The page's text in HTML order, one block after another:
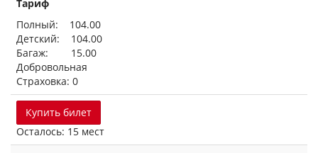
Тариф
Полный: 104.00
Детский: 104.00
Багаж: 15.00
Добровольная
Страховка: 0
Купить билет
Осталось: 15 мест